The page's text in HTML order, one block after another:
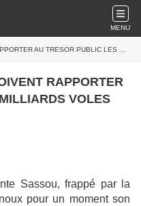
MENU
LES MILLIARDS VOLES AU PEUPLE CONGOLAIS
RAPPORTER
VOLES
Sassou, frappé par la
pour un moment son